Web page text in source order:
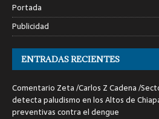
Portada
Publicidad
ENTRADAS RECIENTES
Comentario Zeta /Carlos Z Cadena /
detecta paludismo en los Altos de
preventivas contra el dengue